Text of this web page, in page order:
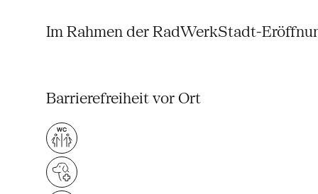
Im Rahmen der RadWerkStadt-
Barrierefreiheit vor Ort